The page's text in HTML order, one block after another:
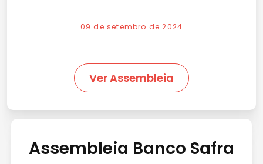
09 de setembro de 2024
Ver Assembleia
Assembleia Banco Safra